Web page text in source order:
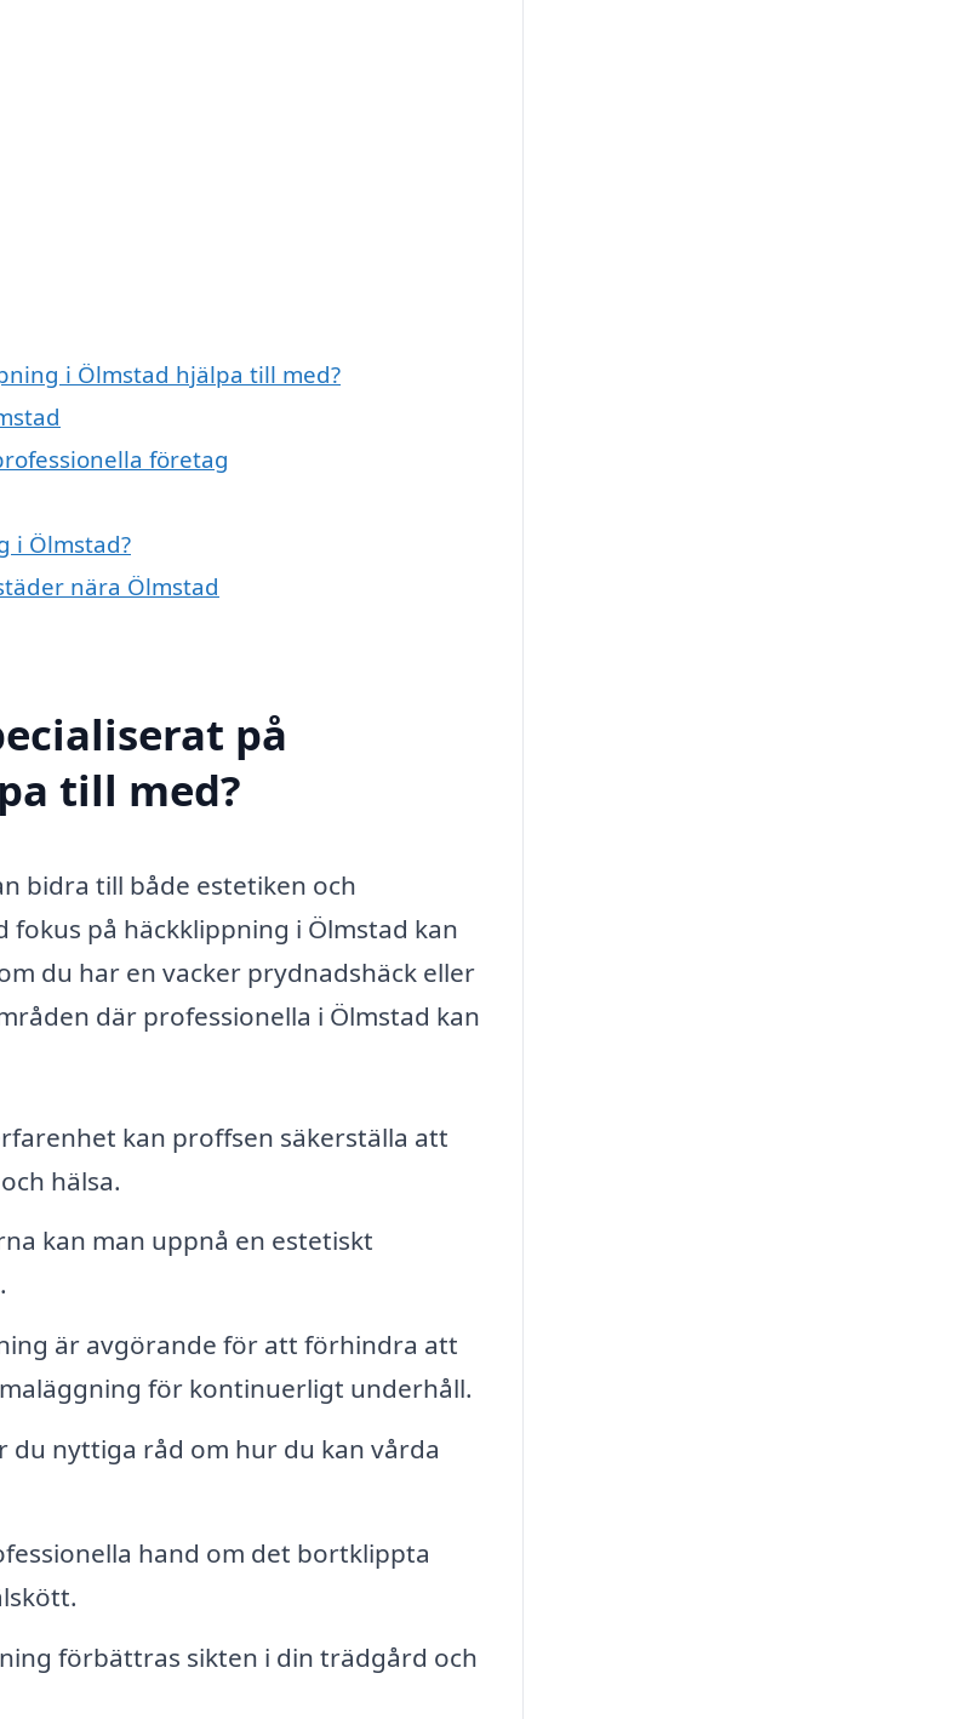
i Ölmstad hjälpa till med?
företag
i Ölmstad?
nära Ölmstad
på
till med?
bidra till både estetiken och
på häckklippning i Ölmstad kan
du har en vacker prydnadshäck eller
där professionella i Ölmstad kan
kan proffsen säkerställa att
hälsa.
kan man uppnå en estetiskt
är avgörande för att förhindra att
för kontinuerligt underhåll.
du nyttiga råd om hur du kan vårda
hand om det bortklippta
förbättras sikten i din trädgård och